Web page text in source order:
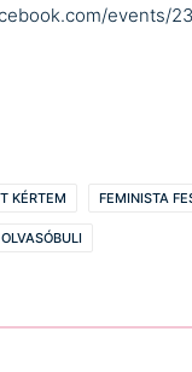
events/
KÉRTEM FEMINISTA
OLVASÓBULI